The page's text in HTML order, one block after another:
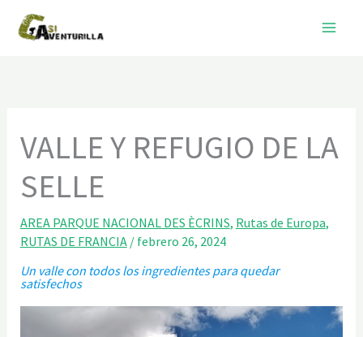
contenido
VALLE Y REFUGIO DE LA
SELLE
AREA PARQUE NACIONAL DES ÈCRINS, Rutas de Europa,
RUTAS DE FRANCIA/ febrero 26, 2024
Un valle con todos los ingredientes para quedar
satisfechos